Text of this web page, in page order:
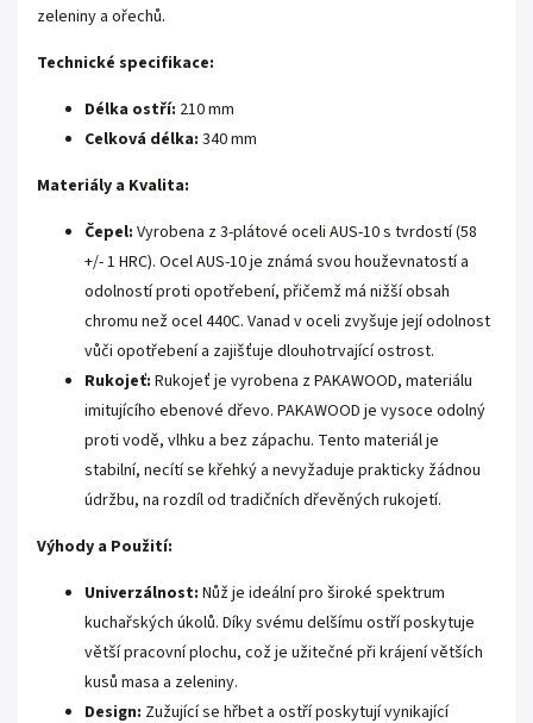
zeleniny a ořechů.
Technické specifikace:
Délka ostří: 210 mm
Celková délka: 340 mm
Materiály a Kvalita:
Čepel: Vyrobena z 3-plátové oceli AUS-10 s tvrdostí (58
+/- 1 HRC). Ocel AUS-10 je známá svou houževnatostí a
odolností proti opotřebení, přičemž má nižší obsah
chromu než ocel 440C. Vanad v oceli zvyšuje její odolnost
vůči opotřebení a zajišťuje dlouhotrvající ostrost.
Rukojeť: Rukojeť je vyrobena z PAKAWOOD, materiálu
imitujícího ebenové dřevo. PAKAWOOD je vysoce odolný
proti vodě, vlhku a bez zápachu. Tento materiál je
stabilní, necítí se křehký a nevyžaduje prakticky žádnou
údržbu, na rozdíl od tradičních dřevěných rukojetí.
Výhody a Použití:
Univerzálnost: Nůž je ideální pro široké spektrum
kuchařských úkolů. Díky svému delšímu ostří poskytuje
větší pracovní plochu, což je užitečné při krájení větších
kusů masa a zeleniny.
Design: Zužující se hřbet a ostří poskytují vynikající